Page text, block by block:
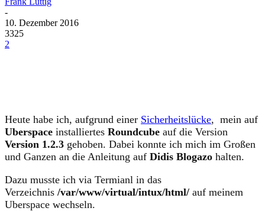
-
10. Dezember 2016
3325
2
Heute habe ich, aufgrund einer Sicherheitslücke, mein auf
Uberspace installiertes Roundcube auf die Version
Version 1.2.3 gehoben. Dabei konnte ich mich im Großen
und Ganzen an die Anleitung auf Didis Blogazo halten.
Dazu musste ich via Termianl in das
Verzeichnis /var/www/virtual/intux/html/ auf meinem
Uberspace wechseln.